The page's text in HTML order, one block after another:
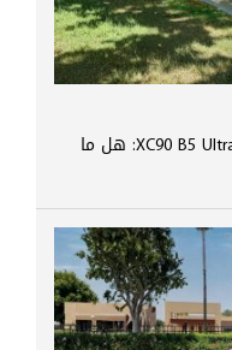
تجربة فولفو XC90 B5 Ultra Black Edition 2026: هل ما